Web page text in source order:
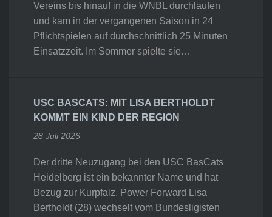
Vereins bis hinauf in die WNBL durchlaufen
und kam in der vergangenen Saison in 24
Pflichtspielen auf durchschnittlich 25 Minuten
Einsatzzeit. Im Sommer spielte sie…
USC BASCATS: MIT LISA BERTHOLDT
KOMMT EIN KIND DER REGION
28 Juli 2026
Der dritte Neuzugang bei den USC BasCats
Heidelberg ist ein bekannter Name und hat
Bezug zur Kurpfalz. Power Forward Lisa
Bertholdt (28) wechselt vom Bundesligisten